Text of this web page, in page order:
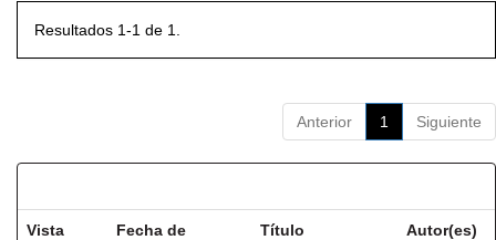
Resultados 1-1 de 1.
Anterior 1 Siguiente
Vista
Fecha de
Título Autor(es)